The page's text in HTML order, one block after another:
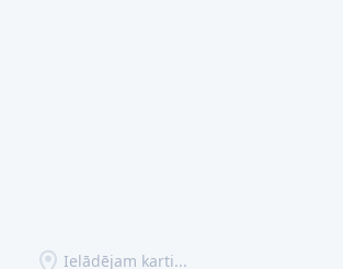
Ielādējam karti...